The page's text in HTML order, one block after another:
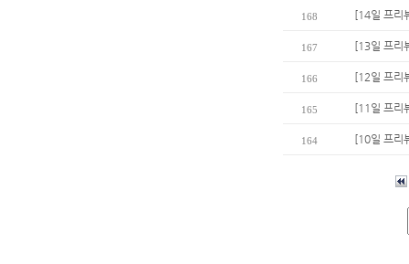
168 [14일 프리
167 [13일 프리
166 [12일 프리
165 [11일 프리
164 [10일 프리